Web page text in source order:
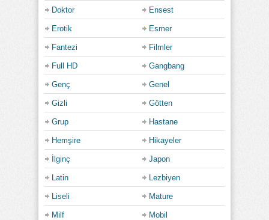
Doktor Ensest
Erotik Esmer
Fantezi Filmler
Full HD Gangbang
Genç Genel
Gizli Götten
Grup Hastane
Hemşire Hikayeler
İlginç Japon
Latin Lezbiyen
Liseli Mature
Milf Mobil